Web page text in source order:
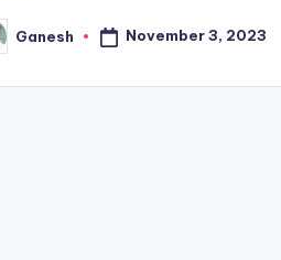
Ganesh November 3, 2023